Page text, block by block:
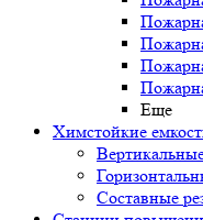
Еще
Химстойкие
Составные